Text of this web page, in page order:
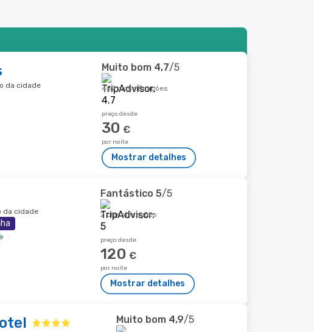
da cidade
Muito bom 4,7/5
452 classificações
preço desde
30 €
por noite
Mostrar detalhes
da cidade
Fantástico 5/5
2 classificações
preço desde
120 €
por noite
Mostrar detalhes
Muito bom 4,9/5